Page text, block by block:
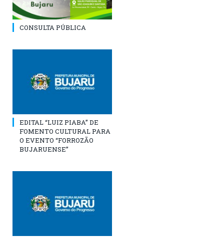
CONSULTA PÚBLICA
EDITAL “LUIZ PIABA” DE
FOMENTO CULTURAL PARA
O EVENTO “FORROZÃO
BUJARUENSE”